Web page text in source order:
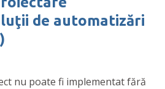
de automatizări
nu poate fi implementat fără